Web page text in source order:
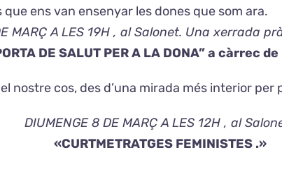
ens van ensenyar les dones que som ara.
MARÇ A LES 19H , al Salonet. Una xerrada
DE SALUT PER A LA DONA” a
nostre cos, des d’una mirada més interior per
DIUMENGE 8 DE MARÇ A LES 12H , al
«CURTMETRATGES FEMINISTES .»